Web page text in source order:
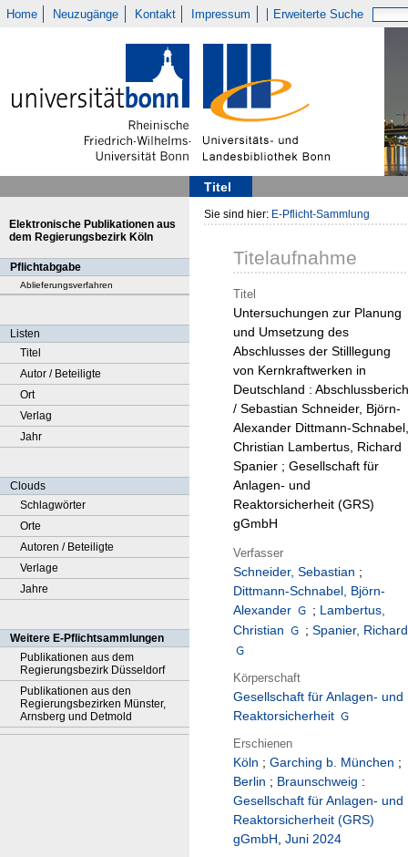
Home Neuzugänge Kontakt Impressum Erweiterte Suche
Titel
Elektronische Publikationen aus
dem Regierungsbezirk Köln
Pflichtabgabe
Ablieferungsverfahren
Listen
Titel
Autor / Beteiligte
Ort
Verlag
Jahr
Clouds
Schlagwörter
Orte
Autoren / Beteiligte
Verlage
Jahre
Weitere E-Pflichtsammlungen
Publikationen aus dem
Regierungsbezirk Düsseldorf
Publikationen aus den
Regierungsbezirken Münster,
Arnsberg und Detmold
Sie sind hier: E-Pflicht-Sammlung
Titelaufnahme
Titel
Untersuchungen zur Planung
und Umsetzung des
Abschlusses der Stilllegung
von Kernkraftwerken in
Deutschland :
/ Sebastian Schneider, Björn-
Alexander Dittmann-Schnabel,
Christian Lambertus, Richard
Spanier ; Gesellschaft für
Anlagen- und
Reaktorsicherheit (GRS)
gGmbH
Verfasser
Schneider, Sebastian ;
Dittmann-Schnabel, Björn-
Alexander
; Lambertus,
Christian
; Spanier, Richard
Körperschaft
Gesellschaft für Anlagen- und
Reaktorsicherheit
Erschienen
Köln ; Garching b. München ;
Berlin ; Braunschweig :
Gesellschaft für Anlagen- und
Reaktorsicherheit (GRS)
gGmbH, Juni 2024